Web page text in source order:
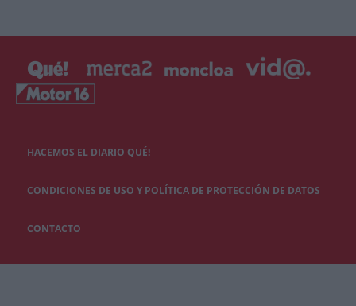
HACEMOS EL DIARIO QUÉ!
CONDICIONES DE USO Y POLÍTICA DE PROTECCIÓN DE DATOS
CONTACTO